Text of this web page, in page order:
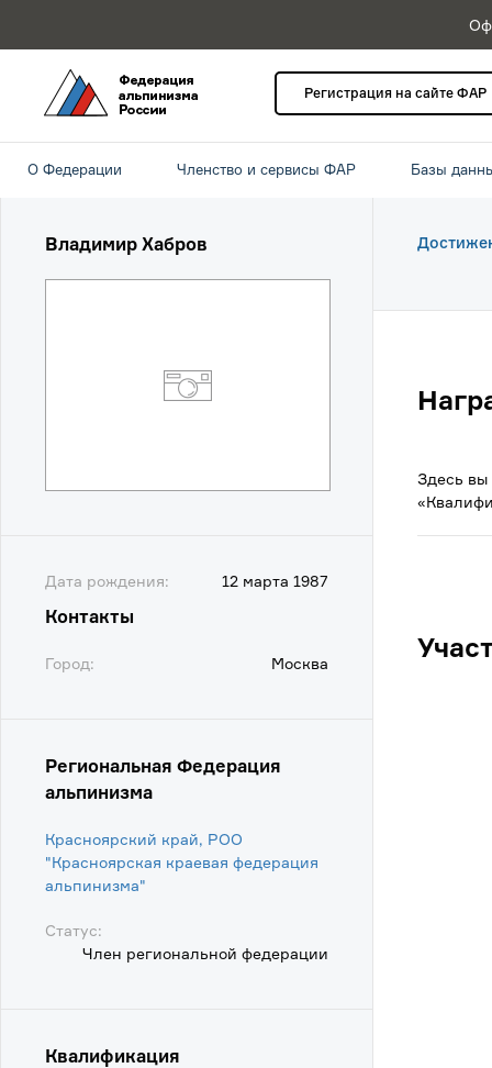
Регистрация на сайте ФАР
О Федерации Членство и сервисы ФАР Базы
Владимир Хабров
Дата рождения: 12 марта 1987
Контакты
Город: Москва
Региональная Федерация
альпинизма
Красноярский край, РОО
"Красноярская краевая федерация
альпинизма"
Статус:
Член региональной федерации
Квалификация
Здесь вы